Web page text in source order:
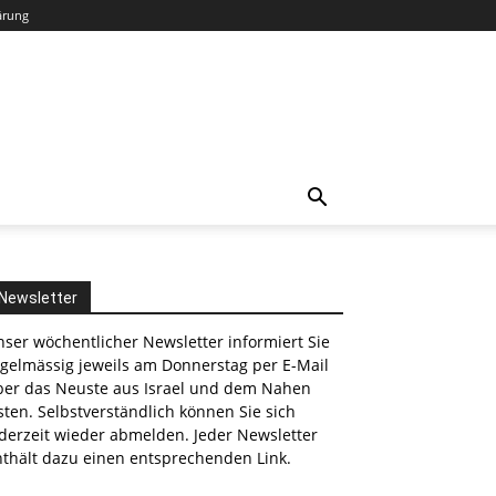
Newsletter
wöchentlicher Newsletter informiert Sie
jeweils am Donnerstag per E-Mail
das Neuste aus Israel und dem Nahen
Selbstverständlich können Sie sich
wieder abmelden. Jeder Newsletter
dazu einen entsprechenden Link.